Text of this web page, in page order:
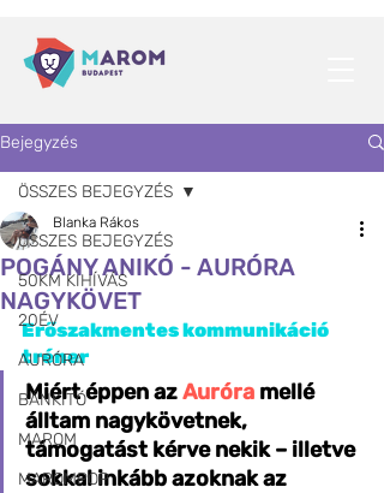
Bejegyzés
ÖSSZES BEJEGYZÉS
50KM KIHÍVÁS
20ÉV
AURÓRA
BÁNKITÓ
MAROM
MAROMPOP
ÖSSZES BEJEGYZÉS
POGÁNY ANIKÓ - AURÓRA
NAGYKÖVET
Blanka Rákos
Erőszakmentes kommunikáció
tréner
Miért éppen az Auróra mellé
álltam nagykövetnek,
támogatást kérve nekik – illetve
sokkal inkább azoknak az